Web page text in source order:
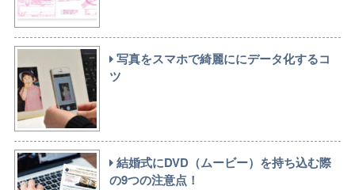
写真をスマホで綺麗ににデータ化するコ
ツ
結婚式にDVD（ムービー）を持ち込む際
の9つの注意点！